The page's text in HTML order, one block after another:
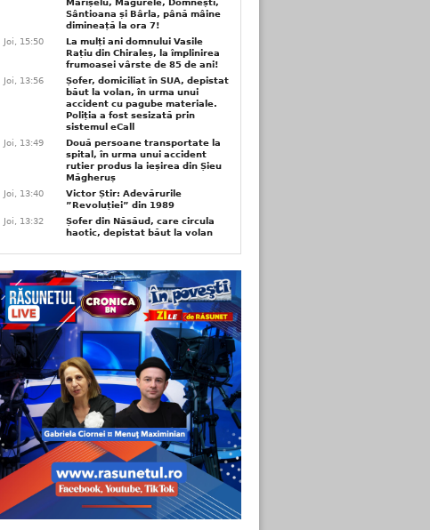
Mărișelu, Măgurele, Domnești,
Sântioana și Bârla, până mâine
dimineață la ora 7!
Joi, 15:50
La mulți ani domnului Vasile
Rațiu din Chiraleș, la împlinirea
frumoasei vârste de 85 de ani!
Joi, 13:56
Șofer, domiciliat în SUA, depistat
băut la volan, în urma unui
accident cu pagube materiale.
Poliția a fost sesizată prin
sistemul eCall
Joi, 13:49
Două persoane transportate la
spital, în urma unui accident
rutier produs la ieșirea din Șieu
Măgheruș
Joi, 13:40
Victor Știr: Adevărurile
”Revoluției” din 1989
Joi, 13:32
Șofer din Năsăud, care circula
haotic, depistat băut la volan